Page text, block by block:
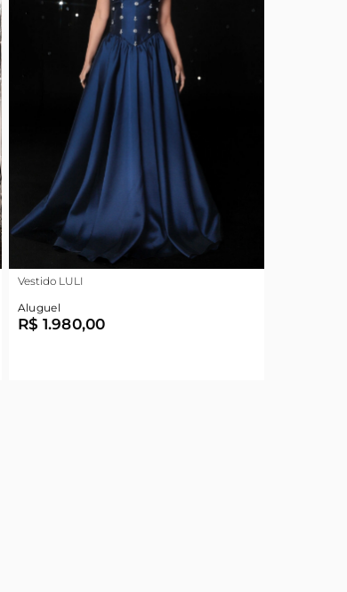
Vestido LULI
Aluguel
R$ 1.980,00